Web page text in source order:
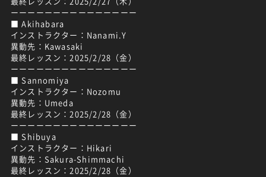
ーーーーーーーーーーーーーーー
■ Akihabara
インストラクター：Nanami.Y
異動先：Kawasaki
最終レッスン：2025/2/28（金）
ーーーーーーーーーーーーーーー
■ Sannomiya
インストラクター：Nozomu
異動先：Umeda
最終レッスン：2025/2/28（金）
ーーーーーーーーーーーーーーー
■ Shibuya
インストラクター：Hikari
異動先：Sakura-Shimmachi
最終レッスン：2025/2/28（金）